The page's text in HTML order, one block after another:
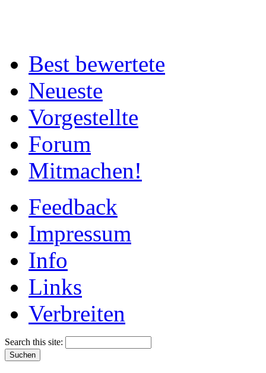
Best bewertete
Neueste
Vorgestellte
Forum
Mitmachen!
Feedback
Impressum
Info
Links
Verbreiten
Search this site: